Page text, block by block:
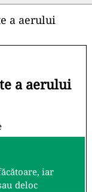
a aerului
a aerului
iar
deloc